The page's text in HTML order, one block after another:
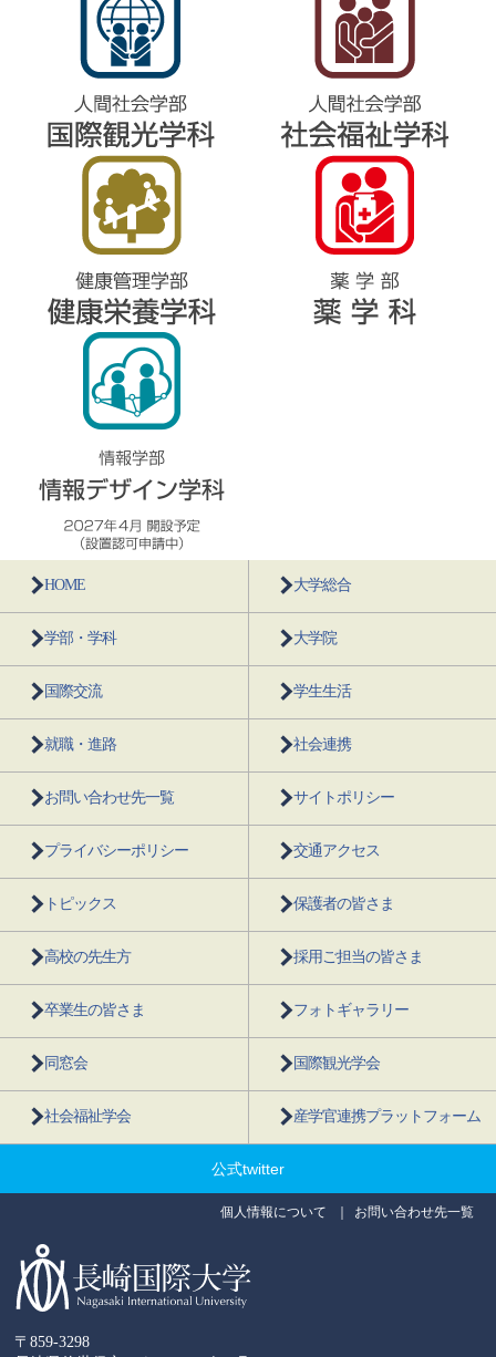
HOME 大学総合
学部・学科 大学院
国際交流 学生生活
就職・進路 社会連携
お問い合わせ先一覧 サイトポリシー
プライバシーポリシー 交通アクセス
トピックス 保護者の皆さま
高校の先生方 採用ご担当の皆さま
卒業生の皆さま フォトギャラリー
同窓会 国際観光学会
社会福祉学会 産学官連携プラットフォーム
公式twitter
〒859-3298
個人情報について お問い合わせ先一覧